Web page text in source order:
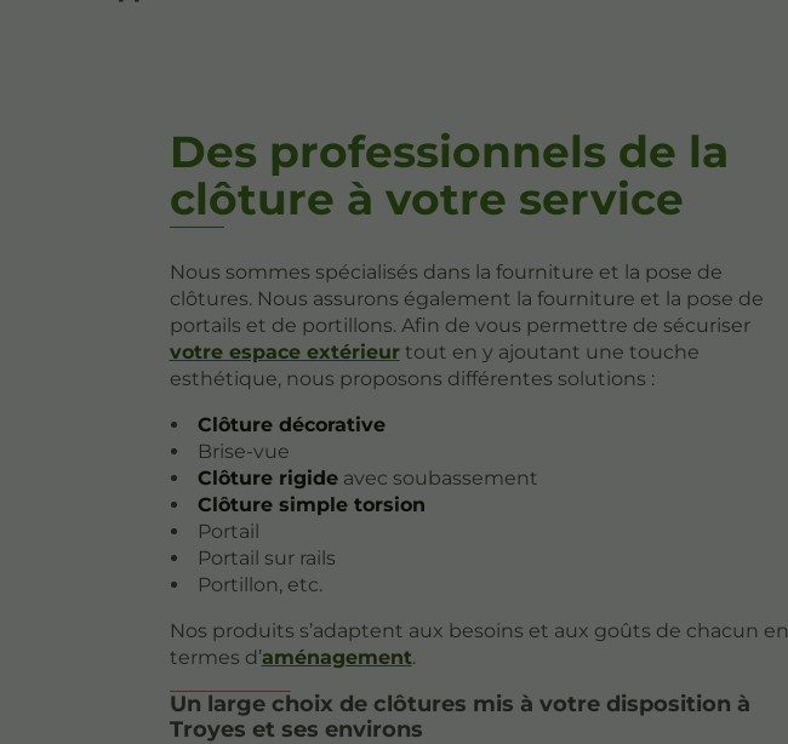
Des professionnels de la
clôture à votre service
Nous sommes spécialisés dans la fourniture et la pose de
clôtures. Nous assurons également la fourniture et la pose de
portails et de portillons. Afin de vous permettre de sécuriser
votre espace extérieurtout en y ajoutant une touche
esthétique, nous proposons différentes solutions :
Clôture décorative
Brise-vue
Clôture rigideavec soubassement
Clôture simple torsion
Portail
Portail sur rails
Portillon, etc.
Nos produits s’adaptent aux besoins et aux goûts de chacun en
termes d’aménagement.
Un large choix de clôtures mis à votre disposition à
Troyes et ses environs